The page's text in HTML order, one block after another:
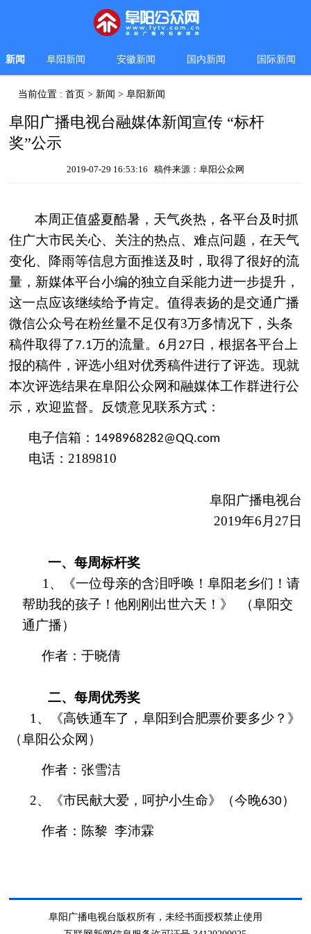
新闻 阜阳新闻 安徽新闻 国内新闻 国际新闻
当前位置 :首页 > 新闻 >阜阳新闻
阜阳广播电视台融媒体新闻宣传 “标杆
奖”公示
2019-07-29 16:53:16 稿件来源：阜阳公众网
本周正值盛夏酷暑，天气炎热，各平台及时抓
住广大市民关心、关注的热点、难点问题，在天气
变化、降雨等信息方面推送及时，取得了很好的流
量，新媒体平台小编的独立自采能力进一步提升，
这一点应该继续给予肯定。值得表扬的是交通广播
微信公众号在粉丝量不足仅有3万多情况下，头条
稿件取得了 7.1万的流量。6 月 27 日，根据各平台上
报的稿件，评选小组对优秀稿件进行了评选。现就
本次评选结果在阜阳公众网和融媒体工作群进行公
示，欢迎监督。反馈意见联系方式：
电子信箱： 1498968282@QQ.com
电话： 2189810
阜阳广播电视台
2019年6 月 27 日
一、每周标杆奖
1 、《一位母亲的含泪呼唤 ！阜阳老乡们！请
帮助我的孩子！他刚刚出世六天！》
（阜阳交
通广播）
作者：于晓倩
二、每周优秀奖
1 、《高铁通车了，阜阳到合肥票价要多少？》
（阜阳公众网）
作者：张雪洁
2、《市民献大爱，呵护小生命》（今晚630）
作者：陈黎 李沛霖
阜阳广播电视台版权所有，未经书面授权禁止使用